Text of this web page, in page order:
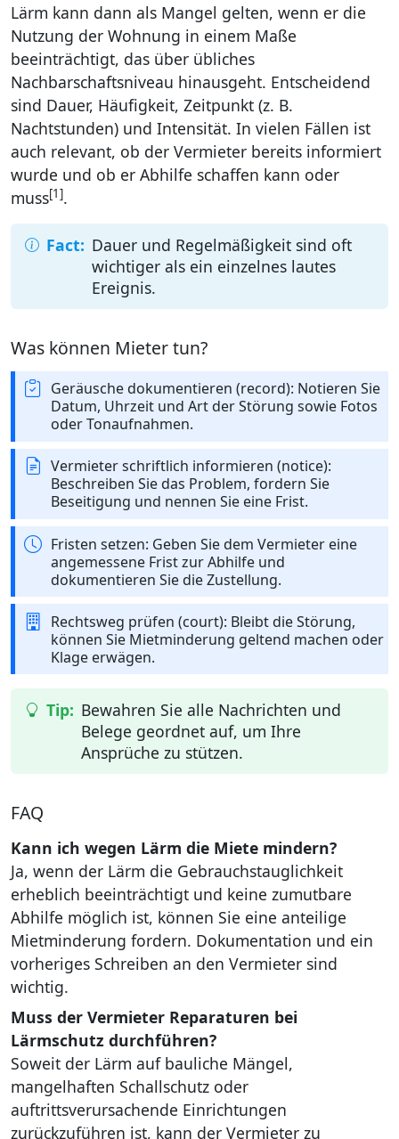
Lärm kann dann als Mangel gelten, wenn er die
Nutzung der Wohnung in einem Maße
beeinträchtigt, das über übliches
Nachbarschaftsniveau hinausgeht. Entscheidend
sind Dauer, Häufigkeit, Zeitpunkt (z. B.
Nachtstunden) und Intensität. In vielen Fällen ist
auch relevant, ob der Vermieter bereits informiert
wurde und ob er Abhilfe schaffen kann oder
muss[1].
Dauer und Regelmäßigkeit sind oft
wichtiger als ein einzelnes lautes
Ereignis.
Was können Mieter tun?
Geräusche dokumentieren (record): Notieren Sie
Datum, Uhrzeit und Art der Störung sowie Fotos
oder Tonaufnahmen.
Vermieter schriftlich informieren (notice):
Beschreiben Sie das Problem, fordern Sie
Beseitigung und nennen Sie eine Frist.
Fristen setzen: Geben Sie dem Vermieter eine
angemessene Frist zur Abhilfe und
dokumentieren Sie die Zustellung.
Rechtsweg prüfen (court): Bleibt die Störung,
können Sie Mietminderung geltend machen oder
Klage erwägen.
Bewahren Sie alle Nachrichten und
Belege geordnet auf, um Ihre
Ansprüche zu stützen.
FAQ
Kann ich wegen Lärm die Miete mindern?
Ja, wenn der Lärm die Gebrauchstauglichkeit
erheblich beeinträchtigt und keine zumutbare
Abhilfe möglich ist, können Sie eine anteilige
Mietminderung fordern. Dokumentation und ein
vorheriges Schreiben an den Vermieter sind
wichtig.
Muss der Vermieter Reparaturen bei
Lärmschutz durchführen?
Soweit der Lärm auf bauliche Mängel,
mangelhaften Schallschutz oder
auftrittsverursachende Einrichtungen
zurückzuführen ist, kann der Vermieter zu